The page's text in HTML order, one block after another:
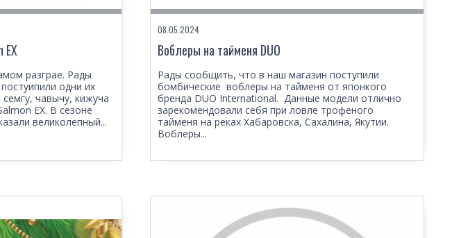
EX
разграе. Рады
одни их
чавычу, кижуча
EX. В сезоне
великолепный...
08.05.2024
Воблеры на тайменя DUO
Рады сообщить, что в наш магазин поступили
бомбические воблеры на тайменя от японкого
бренда DUO International. Данные модели отлично
зарекомендовали себя при ловле трофеного
тайменя на реках Хабаровска, Сахалина, Якутии.
Воблеры...